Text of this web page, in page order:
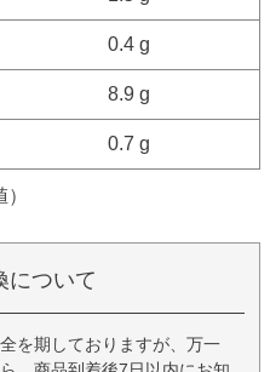
0.4 g
8.9 g
0.7 g
について
を期しておりますが、万一